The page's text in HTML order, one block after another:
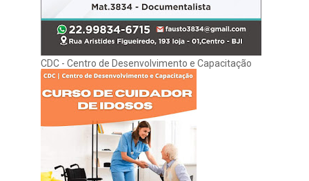
CDC - Centro de Desenvolvimento e Capacitação